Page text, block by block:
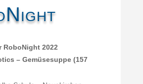
RoboNight 2022
– Gemüsesuppe (157